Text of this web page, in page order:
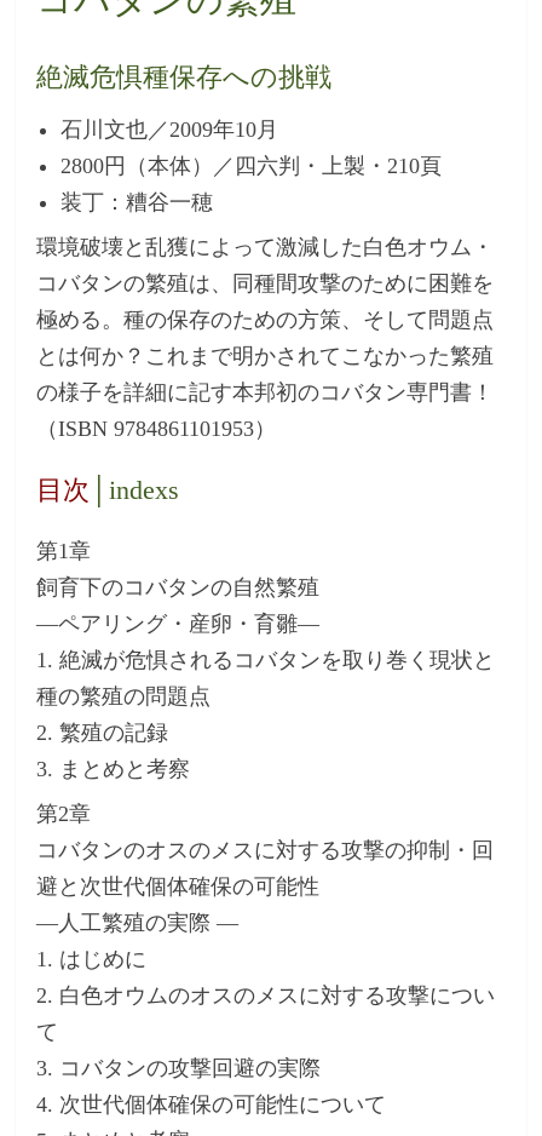
絶滅危惧種保存への挑戦
石川文也／2009年10月
2800円（本体）／四六判・上製・210頁
装丁：糟谷一穂
環境破壊と乱獲によって激減した白色オウム・
コバタンの繁殖は、同種間攻撃のために困難を
極める。種の保存のための方策、そして問題点
とは何か？これまで明かされてこなかった繁殖
の様子を詳細に記す本邦初のコバタン専門書！
（ISBN 9784861101953）
目次 │indexs
第1章
飼育下のコバタンの自然繁殖
―ペアリング・産卵・育雛―
1. 絶滅が危惧されるコバタンを取り巻く現状と
種の繁殖の問題点
2. 繁殖の記録
3. まとめと考察
第2章
コバタンのオスのメスに対する攻撃の抑制・回
避と次世代個体確保の可能性
―人工繁殖の実際 ―
1. はじめに
2. 白色オウムのオスのメスに対する攻撃につい
て
3. コバタンの攻撃回避の実際
4. 次世代個体確保の可能性について